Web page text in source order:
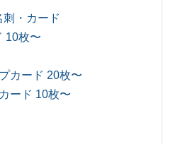
・カード
10枚〜
カード 20枚〜
ード 10枚〜